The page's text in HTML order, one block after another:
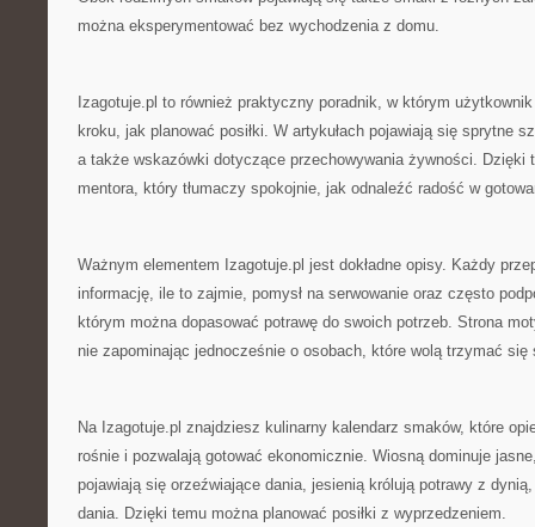
można eksperymentować bez wychodzenia z domu.
Izagotuje.pl to również praktyczny poradnik, w którym
kroku, jak planować posiłki. W artykułach pojawiają się sprytne
a także wskazówki dotyczące przechowywania żywności. Dzięki
mentora, który tłumaczy spokojnie, jak odnaleźć radość w
Ważnym elementem Izagotuje.pl jest dokładne opisy. Każdy
informację, ile to zajmie, pomysł na serwowanie oraz często
którym można dopasować potrawę do swoich potrzeb. Strona
nie zapominając jednocześnie o osobach, które wolą trzymać się
Na Izagotuje.pl znajdziesz kulinarny kalendarz smaków, które
rośnie i pozwalają gotować ekonomicznie. Wiosną dominuje
pojawiają się orzeźwiające dania, jesienią królują potrawy z
dania. Dzięki temu można planować posiłki z wyprzedzeniem.